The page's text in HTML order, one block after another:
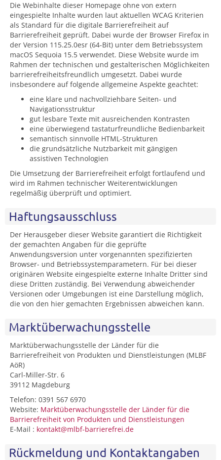
Die Webinhalte dieser Homepage ohne von extern
eingespielte Inhalte wurden laut aktuellen WCAG Kriterien
als Standard für die digitale Barrierefreiheit auf
Barrierefreiheit geprüft. Dabei wurde der Browser Firefox in
der Version 115.25.0esr (64-Bit) unter dem Betriebssystem
macOS Sequoia 15.5 verwendet. Diese Website wurde im
Rahmen der technischen und gestalterischen Möglichkeiten
barrierefreiheitsfreundlich umgesetzt. Dabei wurde
insbesondere auf folgende allgemeine Aspekte geachtet:
eine klare und nachvollziehbare Seiten- und
Navigationsstruktur
gut lesbare Texte mit ausreichenden Kontrasten
eine überwiegend tastaturfreundliche Bedienbarkeit
semantisch sinnvolle HTML-Strukturen
die grundsätzliche Nutzbarkeit mit gängigen
assistiven Technologien
Die Umsetzung der Barrierefreiheit erfolgt fortlaufend und
wird im Rahmen technischer Weiterentwicklungen
regelmäßig überprüft und optimiert.
Haftungsausschluss
Der Herausgeber dieser Website garantiert die Richtigkeit
der gemachten Angaben für die geprüfte
Anwendungsversion unter vorgenannten spezifizierten
Browser- und Betriebssystemparametern. Für bei dieser
originären Website eingespielte externe Inhalte Dritter sind
diese Dritten zuständig. Bei Verwendung abweichender
Versionen oder Umgebungen ist eine Darstellung möglich,
die von den hier gemachten Ergebnissen abweichen kann.
Marktüberwachungsstelle
Marktüberwachungsstelle der Länder für die
Barrierefreiheit von Produkten und Dienstleistungen (MLBF
AöR)
Carl-Miller-Str. 6
39112 Magdeburg
Telefon: 0391 567 6970
Website: Marktüberwachungsstelle der Länder für die
Barrierefreiheit von Produkten und Dienstleistungen
E-Mail : kontakt@mlbf-barrierefrei.de
Rückmeldung und Kontaktangaben